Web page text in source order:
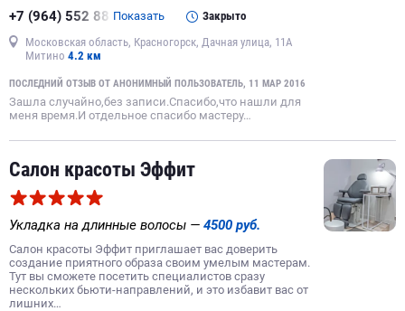
+7 (964) 552 88 Показать Закрыто
Московская область, Красногорск, Дачная улица, 11А
Митино 4.2 км
ПОСЛЕДНИЙ ОТЗЫВ ОТ АНОНИМНЫЙ ПОЛЬЗОВАТЕЛЬ, 11 МАР 2016
Зашла случайно,без записи.Спасибо,что нашли для
меня время.И отдельное спасибо мастеру…
Салон красоты Эффит
Укладка на длинные волосы — 4500 руб.
Салон красоты Эффит приглашает вас доверить
создание приятного образа своим умелым мастерам.
Тут вы сможете посетить специалистов сразу
нескольких бьюти-направлений, и это избавит вас от
лишних…